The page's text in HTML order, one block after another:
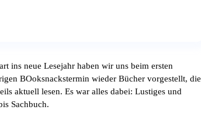
ins neue Lesejahr haben wir uns beim ersten
BOoksnackstermin wieder Bücher vorgestellt, die
aktuell lesen. Es war alles dabei: Lustiges und
Sachbuch.